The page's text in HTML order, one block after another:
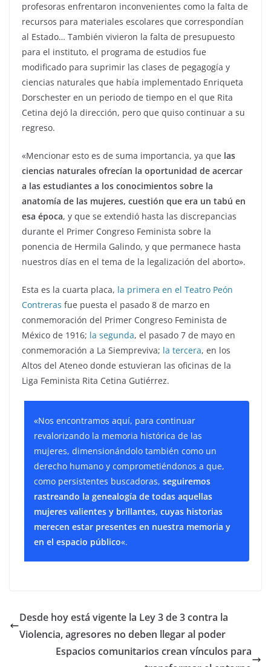
profesoras enfrentaron inconvenientes como la falta de
recursos para materiales escolares que correspondían
al Estado… También vivieron la falta de presupuesto
para el instituto, el programa de estudios fue
modificado para suprimir las clases de pegagogía y
ciencias naturales que había implementado Enriqueta
Dorschester en un periodo de tiempo en el que Rita
Cetina dejó la dirección, pero que quiso continuar a su
regreso.
«Mencionar esto es de suma importancia, ya que las
ciencias naturales ofrecían la oportunidad de acercar
a las estudiantes a los conocimientos sobre la
anatomía de las mujeres, cuestión que era un tabú en
esa época, y que se extendió hasta las discrepancias
durante el Primer Congreso Feminista sobre la
ponencia de Hermila Galindo, y que permanece hasta
nuestros días en el tema de la legalización del aborto».
Esta es la cuarta placa, la primera en el Teatro Peón
Contreras fue puesta el pasado 8 de marzo en
conmemoración del Primer Congreso Feminista de
México de 1916; la segunda, el pasado 7 de mayo en
conmemoración a La Siempreviva; la tercera, en los
Altos del Ateneo donde estuvieran las oficinas de la
Liga Feminista Rita Cetina Gutiérrez.
«Nos encontramos aquí, para continuar
revalorizando la memoria histórica de las
mujeres, dimensionándolo también como un
derecho humano y comprometiéndonos a que,
como persistentes buscadoras, seguiremos
rastreando la genealogía de todas aquellas
mujeres valientes y brillantes, cuyas historias
merecen estar presentes en nuestra memoria y
en el espacio público«.
Desde hoy está vigente la Ley 3 de 3 contra la
Violencia, agresores no deben llegar al poder
Espacios comunitarios crean vínculos para